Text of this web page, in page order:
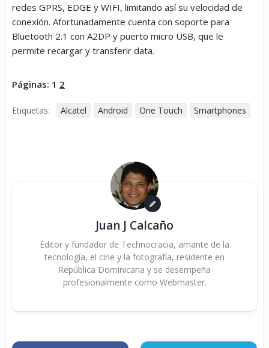
redes GPRS, EDGE y WIFI, limitando así su velocidad de
conexión. Afortunadamente cuenta con soporte para
Bluetooth 2.1 con A2DP y puerto micro USB, que le
permite recargar y transferir data.
Páginas: 1 2
Etiquetas: Alcatel Android One Touch Smartphones
Juan J Calcaño
Editor y fundador de Technocracia, amante de la
tecnología, el cine y la fotografía, residente en
República Dominicana y se desempeña
profesionalmente como Webmaster.